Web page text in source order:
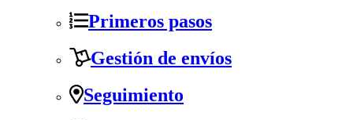
Primeros pasos
Gestión de envíos
Seguimiento